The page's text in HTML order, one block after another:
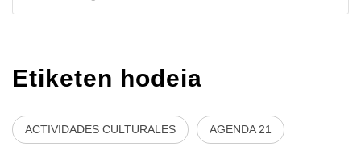
Etiketen hodeia
ACTIVIDADES CULTURALES AGENDA 21